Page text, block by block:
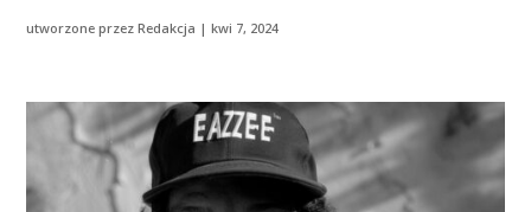
utworzone przezRedakcja |kwi 7, 2024